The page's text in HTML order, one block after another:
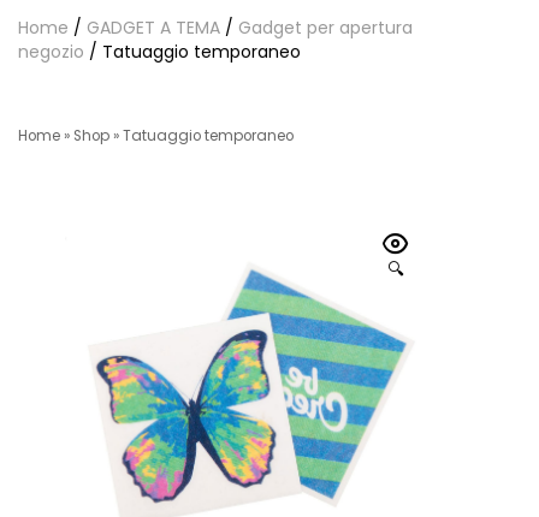
Home / GADGET A TEMA / Gadget per apertura
negozio / Tatuaggio temporaneo
Home » Shop »Tatuaggio temporaneo
🔍